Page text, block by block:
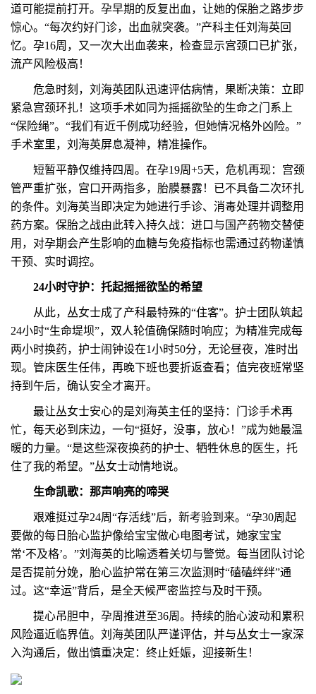
道可能提前打开。孕早期的反复出血，让她的保胎之路步步
惊心。“每次约好门诊，出血就突袭。”产科主任刘海英回
忆。孕16周，又一次大出血袭来，检查显示宫颈口已扩张，
流产风险极高！
危急时刻，刘海英团队迅速评估病情，果断决策：立即
紧急宫颈环扎！这项手术如同为摇摇欲坠的生命之门系上
“保险绳”。“我们有近千例成功经验，但她情况格外凶险。”
手术室里，刘海英屏息凝神，精准操作。
短暂平静仅维持四周。在孕19周+5天，危机再现：宫颈
管严重扩张，宫口开两指多，胎膜暴露！已不具备二次环扎
的条件。刘海英当即决定为她进行手诊、消毒处理并调整用
药方案。保胎之战由此转入持久战：进口与国产药物交替使
用，对孕期会产生影响的血糖与免疫指标也需通过药物谨慎
干预、实时调控。
24小时守护：托起摇摇欲坠的希望
从此，丛女士成了产科最特殊的“住客”。护士团队筑起
24小时“生命堤坝”，双人轮值确保随时响应；为精准完成每
两小时换药，护士闹钟设在1小时50分，无论昼夜，准时出
现。管床医生任伟，再晚下班也要折返查看；值完夜班常坚
持到午后，确认安全才离开。
最让丛女士安心的是刘海英主任的坚持：门诊手术再
忙，每天必到床边，一句“挺好，没事，放心！”成为她最温
暖的力量。“是这些深夜换药的护士、牺牲休息的医生，托
住了我的希望。”丛女士动情地说。
生命凯歌：那声响亮的啼哭
艰难挺过孕24周“存活线”后，新考验到来。“孕30周起
要做的每日胎心监护像给宝宝做心电图考试，她家宝宝
常‘不及格’。”刘海英的比喻透着关切与警觉。每当团队讨论
是否提前分娩，胎心监护常在第三次监测时“磕磕绊绊”通
过。这“幸运”背后，是全天候严密监控与及时干预。
提心吊胆中，孕周推进至36周。持续的胎心波动和累积
风险逼近临界值。刘海英团队严谨评估，并与丛女士一家深
入沟通后，做出慎重决定：终止妊娠，迎接新生！